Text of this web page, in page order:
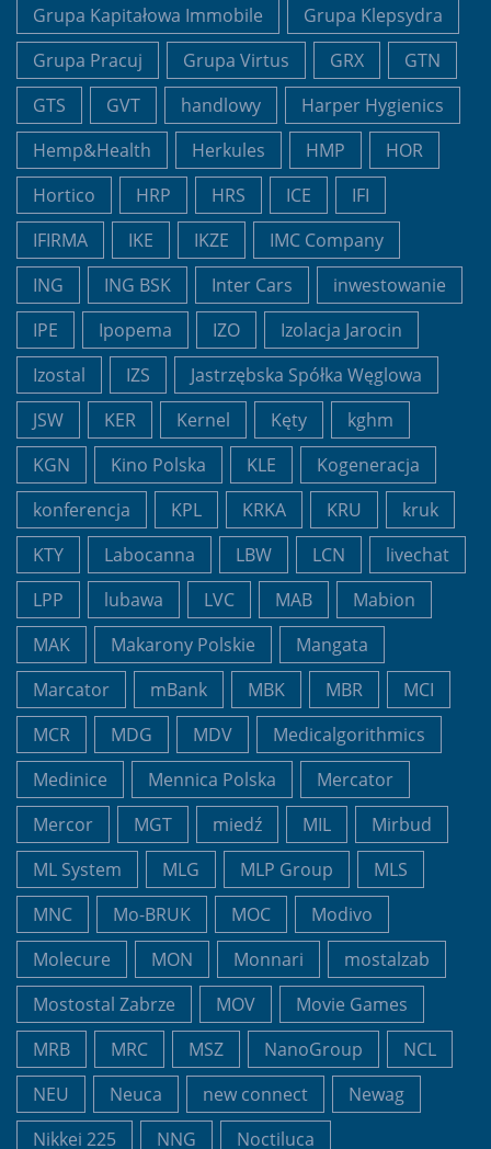
Grupa Kapitałowa Immobile
Grupa Klepsydra
Grupa Pracuj
Grupa Virtus GRX
GTN
GTS
GVT handlowy
Harper Hygienics
Hemp&Health
Herkules HMP
HOR
Hortico
HRP HRS ICE
IFI
IFIRMA
IKE IKZE
IMC Company
ING
ING BSK Inter Cars
inwestowanie
IPE
Ipopema IZO
Izolacja Jarocin
Izostal
IZS
Jastrzębska Spółka Węglowa
JSW
KER Kernel Kęty
kghm
KGN
Kino Polska KLE
Kogeneracja
konferencja
KPL KRKA KRU
kruk
KTY
Labocanna LBW LCN
livechat
LPP
lubawa LVC MAB
Mabion
MAK
Makarony Polskie
Mangata
Marcator
mBank MBK MBR
MCI
MCR
MDG MDV
Medicalgorithmics
Medinice
Mennica Polska
Mercator
Mercor
MGT miedź MIL
Mirbud
ML System
MLG MLP Group
MLS
MNC
Mo-BRUK MOC
Modivo
Molecure
MON Monnari
mostalzab
Mostostal Zabrze
MOV
Movie Games
MRB
MRC MSZ NanoGroup
NCL
NEU
Neuca new connect
Newag
Nikkei 225
NNG
Noctiluca